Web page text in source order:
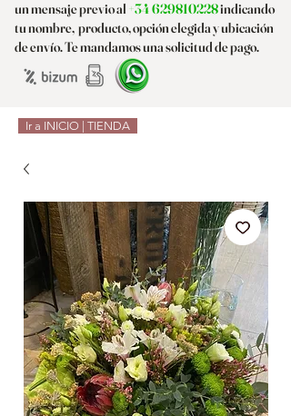
un mensaje previo al +34 629810228indicando
tu nombre, producto, opción elegida y ubicación
de envío. Te mandamos una solicitud de pago.
Ir a INICIO | TIENDA